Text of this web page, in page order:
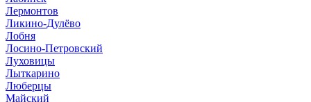
Лермонтов
Ликино-Дулёво
Лобня
Лосино-Петровский
Луховицы
Лыткарино
Люберцы
Майский